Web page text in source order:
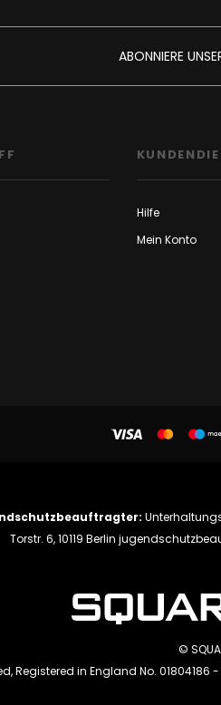
ABONNIERE
Hilfe
Mein Konto
Torstr. 6, 10119 Berlin
©
Registered in England No. 01804186